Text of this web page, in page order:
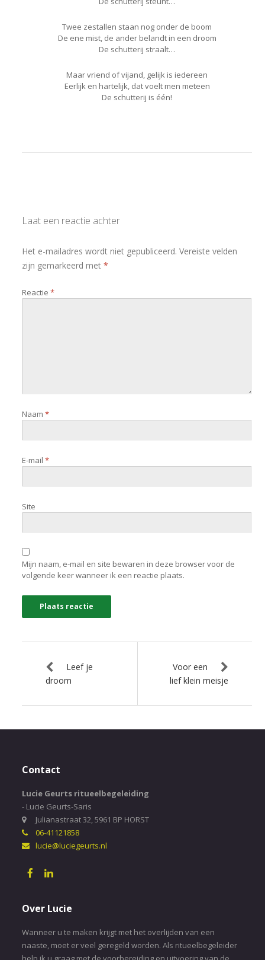
Twee zestallen staan nog onder de boom
De ene mist, de ander belandt in een droom
De schutterij straalt…
Maar vriend of vijand, gelijk is iedereen
Eerlijk en hartelijk, dat voelt men meteen
De schutterij is één!
Laat een reactie achter
Het e-mailadres wordt niet gepubliceerd. Vereiste velden
zijn gemarkeerd met*
Reactie*
Naam*
E-mail*
Site
Mijn naam, e-mail en site bewaren in deze browser voor de
volgende keer wanneer ik een reactie plaats.
Leef je
droom
Voor een
lief klein meisje
Contact
Lucie Geurts ritueelbegeleiding
- Lucie Geurts-Saris
Julianastraat 32, 5961 BP HORST
06-41121858
lucie@luciegeurts.nl
Over Lucie
Wanneer u te maken krijgt met het overlijden van een
naaste, moet er veel geregeld worden. Als ritueelbegeleider